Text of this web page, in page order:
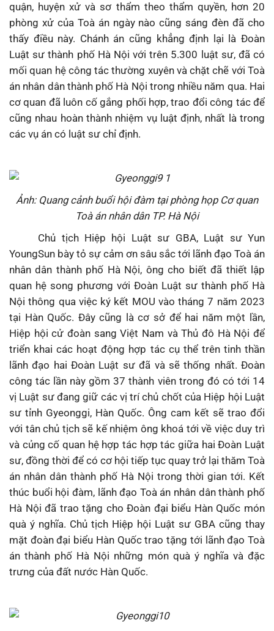
quận, huyện xử và sơ thẩm theo thẩm quyền, hơn 20
phòng xử của Toà án ngày nào cũng sáng đèn đã cho
thấy điều này. Chánh án cũng khẳng định lại là Đoàn
Luật sư thành phố Hà Nội với trên 5.300 luật sư, đã có
mối quan hệ công tác thường xuyên và chặt chẽ với Toà
án nhân dân thành phố Hà Nội trong nhiều năm qua. Hai
cơ quan đã luôn cố gắng phối hợp, trao đổi công tác để
cũng nhau hoàn thành nhiệm vụ luật định, nhất là trong
các vụ án có luật sư chỉ định.
Ảnh: Quang cảnh buổi hội đàm tại phòng họp Cơ quan
Toà án nhân dân TP. Hà Nội
Chủ tịch Hiệp hội Luật sư GBA, Luật sư Yun
YoungSun bày tỏ sự cảm ơn sâu sắc tới lãnh đạo Toà án
nhân dân thành phố Hà Nội, ông cho biết đã thiết lập
quan hệ song phương với Đoàn Luật sư thành phố Hà
Nội thông qua việc ký kết MOU vào tháng 7 năm 2023
tại Hàn Quốc. Đây cũng là cơ sở để hai năm một lần,
Hiệp hội cử đoàn sang Việt Nam và Thủ đô Hà Nội để
triển khai các hoạt động hợp tác cụ thể trên tinh thần
lãnh đạo hai Đoàn Luật sư đã và sẽ thống nhất. Đoàn
công tác lần này gồm 37 thành viên trong đó có tới 14
vị Luật sư đang giữ các vị trí chủ chốt của Hiệp hội Luật
sư tỉnh Gyeonggi, Hàn Quốc. Ông cam kết sẽ trao đổi
với tân chủ tịch sẽ kế nhiệm ông khoá tới về việc duy trì
và củng cố quan hệ hợp tác hợp tác giữa hai Đoàn Luật
sư, đồng thời để có cơ hội tiếp tục quay trở lại thăm Toà
án nhân dân thành phố Hà Nội trong thời gian tới. Kết
thúc buổi hội đàm, lãnh đạo Toà án nhân dân thành phố
Hà Nội đã trao tặng cho Đoàn đại biểu Hàn Quốc món
quà ý nghĩa. Chủ tịch Hiệp hội Luật sư GBA cũng thay
mặt đoàn đại biểu Hàn Quốc trao tặng tới lãnh đạo Toà
án thành phố Hà Nội những món quà ý nghĩa và đặc
trưng của đất nước Hàn Quốc.